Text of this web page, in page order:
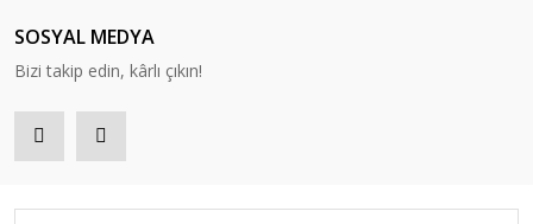
SOSYAL MEDYA
Bizi takip edin, kârlı çıkın!